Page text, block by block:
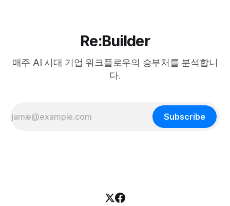
Re:Builder
매주 AI 시대 기업 워크플로우의 승부처를 분석합니
다.
Subscribe